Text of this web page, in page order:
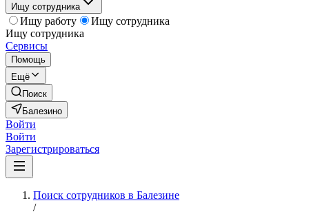
Ищу сотрудника
Ищу работу
Ищу сотрудника
Ищу сотрудника
Сервисы
Помощь
Ещё
Поиск
Балезино
Войти
Войти
Зарегистрироваться
Поиск сотрудников в Балезине
/